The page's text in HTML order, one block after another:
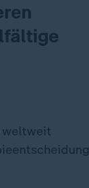
weltweit